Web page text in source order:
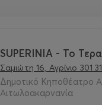
SUPERINIA - Το
Σαμιώτη 16, Αγρίνιο 301 31
Δημοτικό Κηποθέατρο
Αιτωλοακαρνανία